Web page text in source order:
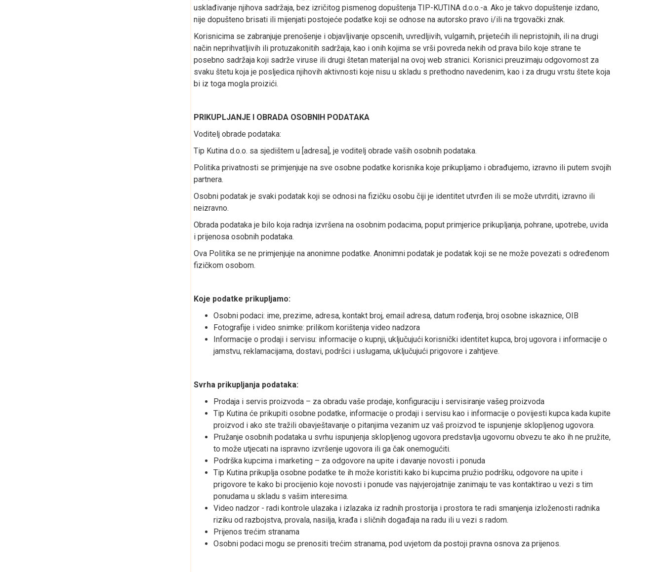
usklađivanje njihova sadržaja, bez izričitog pismenog dopuštenja TIP-KUTINA d.o.o.-a. Ako je takvo dopuštenje izdano,
nije dopušteno brisati ili mijenjati postojeće podatke koji se odnose na autorsko pravo i/ili na trgovački znak.
Korisnicima se zabranjuje prenošenje i objavljivanje opscenih, uvredljivih, vulgarnih, prijetećih ili nepristojnih, ili na drugi
način neprihvatljivih ili protuzakonitih sadržaja, kao i onih kojima se vrši povreda nekih od prava bilo koje strane te
posebno sadržaja koji sadrže viruse ili drugi štetan materijal na ovoj web stranici. Korisnici preuzimaju odgovornost za
svaku štetu koja je posljedica njihovih aktivnosti koje nisu u skladu s prethodno navedenim, kao i za drugu vrstu štete koja
bi iz toga mogla proizići.
PRIKUPLJANJE I OBRADA OSOBNIH PODATAKA
Voditelj obrade podataka:
Tip Kutina d.o.o. sa sjedištem u [adresa], je voditelj obrade vaših osobnih podataka.
Politika privatnosti se primjenjuje na sve osobne podatke korisnika koje prikupljamo i obrađujemo, izravno ili putem svojih
partnera.
Osobni podatak je svaki podatak koji se odnosi na fizičku osobu čiji je identitet utvrđen ili se može utvrditi, izravno ili
neizravno.
Obrada podataka je bilo koja radnja izvršena na osobnim podacima, poput primjerice prikupljanja, pohrane, upotrebe, uvida
i prijenosa osobnih podataka.
Ova Politika se ne primjenjuje na anonimne podatke. Anonimni podatak je podatak koji se ne može povezati s određenom
fizičkom osobom.
Koje podatke prikupljamo:
Osobni podaci: ime, prezime, adresa, kontakt broj, email adresa, datum rođenja, broj osobne iskaznice, OIB
Fotografije i video snimke: prilikom korištenja video nadzora
Informacije o prodaji i servisu: informacije o kupnji, uključujući korisnički identitet kupca, broj ugovora i informacije o
jamstvu, reklamacijama, dostavi, podršci i uslugama, uključujući prigovore i zahtjeve.
Svrha prikupljanja podataka:
Prodaja i servis proizvoda – za obradu vaše prodaje, konfiguraciju i servisiranje vašeg proizvoda
Tip Kutina će prikupiti osobne podatke, informacije o prodaji i servisu kao i informacije o povijesti kupca kada kupite
proizvod i ako ste tražili obavještavanje o pitanjima vezanim uz vaš proizvod te ispunjenje sklopljenog ugovora.
Pružanje osobnih podataka u svrhu ispunjenja sklopljenog ugovora predstavlja ugovornu obvezu te ako ih ne pružite,
to može utjecati na ispravno izvršenje ugovora ili ga čak onemogućiti.
Podrška kupcima i marketing – za odgovore na upite i davanje novosti i ponuda
Tip Kutina prikuplja osobne podatke te ih može koristiti kako bi kupcima pružio podršku, odgovore na upite i
prigovore te kako bi procijenio koje novosti i ponude vas najvjerojatnije zanimaju te vas kontaktirao u vezi s tim
ponudama u skladu s vašim interesima.
Video nadzor - radi kontrole ulazaka i izlazaka iz radnih prostorija i prostora te radi smanjenja izloženosti radnika
riziku od razbojstva, provala, nasilja, krađa i sličnih događaja na radu ili u vezi s radom.
Prijenos trećim stranama
Osobni podaci mogu se prenositi trećim stranama, pod uvjetom da postoji pravna osnova za prijenos.